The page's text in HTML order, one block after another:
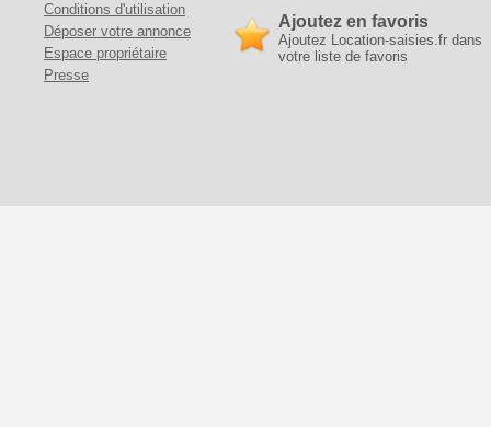
Conditions d'utilisation
Déposer votre annonce
Espace propriétaire
Presse
Ajoutez en favoris
Ajoutez Location-saisies.fr dans
votre liste de favoris